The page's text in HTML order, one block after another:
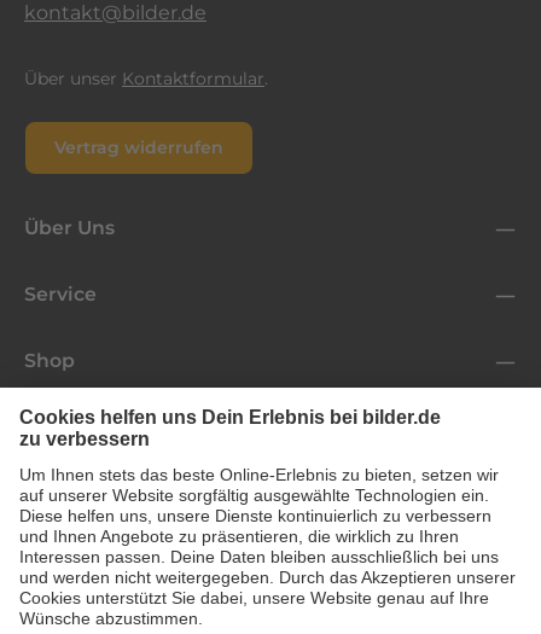
kontakt@bilder.de
Über unser Kontaktformular.
Vertrag widerrufen
Über Uns
Service
Shop
Folge uns